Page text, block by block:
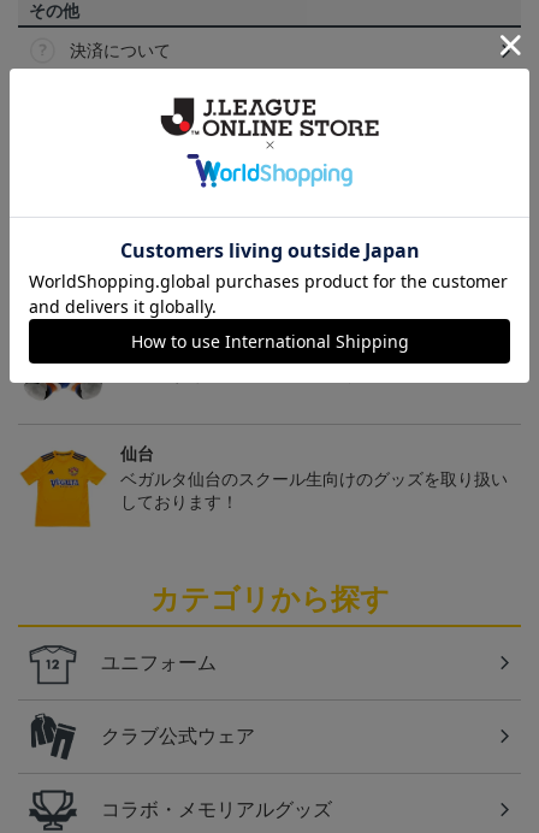
その他
決済について
ギフト対応について
ヘルプページ
トピックス
チームマスコットグッズは、サポーターやファン必
仙台
ベガルタ仙台のスクール生向けのグッズを取り扱い
しております！
カテゴリから探す
ユニフォーム
クラブ公式ウェア
コラボ・メモリアルグッズ